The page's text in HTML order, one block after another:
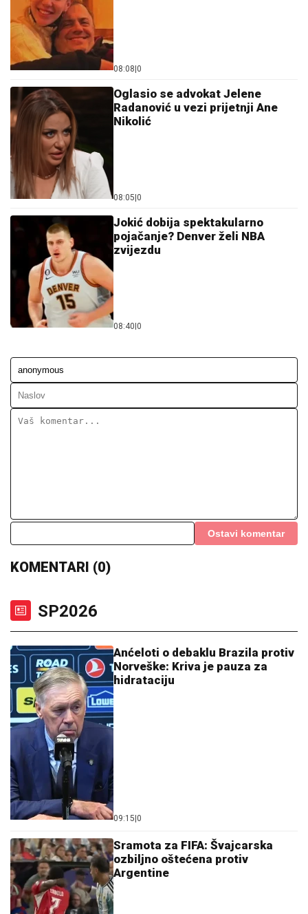
08:08|0
Oglasio se advokat Jelene
Radanović u vezi prijetnji Ane
Nikolić
08:05|0
Jokić dobija spektakularno
pojačanje? Denver želi NBA
zvijezdu
08:40|0
Ostavi komentar
KOMENTARI (0)
SP2026
Anćeloti o debaklu Brazila protiv
Norveške: Kriva je pauza za
hidrataciju
09:15|0
Sramota za FIFA: Švajcarska
ozbiljno oštećena protiv
Argentine